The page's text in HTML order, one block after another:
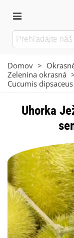
Domov >
Zelenina okrasná
Cucumis
Uhorka